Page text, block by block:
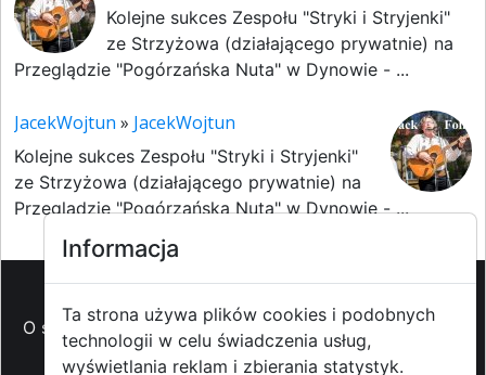
Kolejne sukces Zespołu "Stryki i Stryjenki"
ze Strzyżowa (działającego prywatnie) na
Przeglądzie "Pogórzańska Nuta" w Dynowie - ...
JacekWojtun » JacekWojtun
Kolejne sukces Zespołu "Stryki i Stryjenki"
ze Strzyżowa (działającego prywatnie) na
Przeglądzie "Pogórzańska Nuta" w Dynowie - ...
O strzyzowiak.pl-Reklama-Pomoc (FAQ)-Patronat
medialny - Prawa autorskie- Redakcja i
Informacja
Ta strona używa plików cookies i podobnych
technologii w celu świadczenia usług,
wyświetlania reklam i zbierania statystyk.